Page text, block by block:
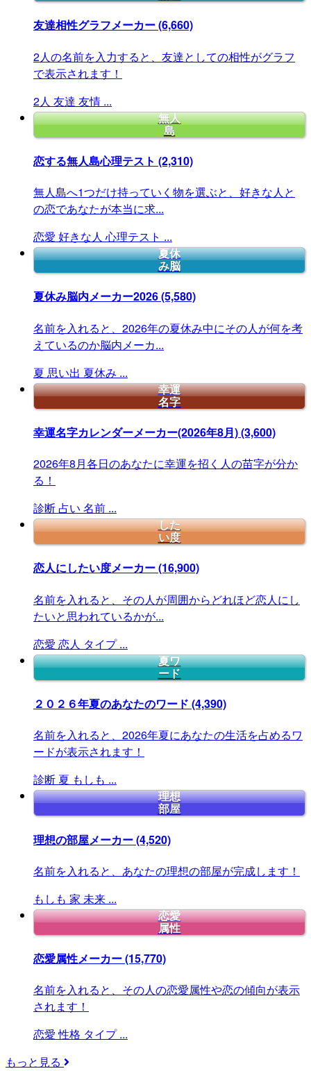
友達相性グラフメーカー(6,660)
2人の名前を入力すると、友達としての相性がグラフ
で表示されます！
2人 友達 友情 ...
無人
島
恋する無人島心理テスト (2,310)
無人島へ1つだけ持っていく物を選ぶと、好きな人と
の恋であなたが本当に求...
恋愛 好きな人 心理テスト ...
夏休
み脳
夏休み脳内メーカー2026(5,580)
名前を入れると、2026年の夏休み中にその人が何を考
えているのか脳内メーカ...
夏 思い出 夏休み ...
幸運
名字
幸運名字カレンダーメーカー(2026年8月)(3,600)
2026年8月各日のあなたに幸運を招く人の苗字が分か
る！
診断 占い 名前 ...
した
い度
恋人にしたい度メーカー(16,900)
名前を入れると、その人が周囲からどれほど恋人にし
たいと思われているかが...
恋愛 恋人 タイプ ...
夏ワ
ード
２０２６年夏のあなたのワード (4,390)
名前を入れると、2026年夏にあなたの生活を占めるワ
ードが表示されます！
診断 夏 もしも ...
理想
部屋
理想の部屋メーカー(4,520)
名前を入れると、あなたの理想の部屋が完成します！
もしも 家 未来 ...
恋愛
属性
恋愛属性メーカー(15,770)
名前を入れると、その人の恋愛属性や恋の傾向が表示
されます！
恋愛 性格 タイプ ...
もっと見る